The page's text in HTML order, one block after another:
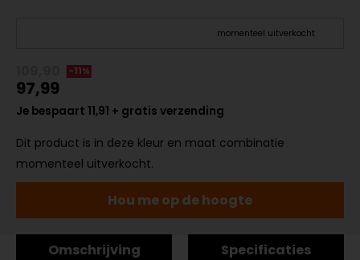
momenteel uitverkocht
-11%
97,99
Je bespaart 11,91 + gratis verzending
Dit product is in deze kleur en maat combinatie
momenteel uitverkocht.
Hou me op de hoogte
Omschrijving Specificaties